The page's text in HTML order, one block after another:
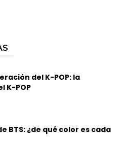
del K-POP: la
K-POP
BTS: ¿de qué color es cada